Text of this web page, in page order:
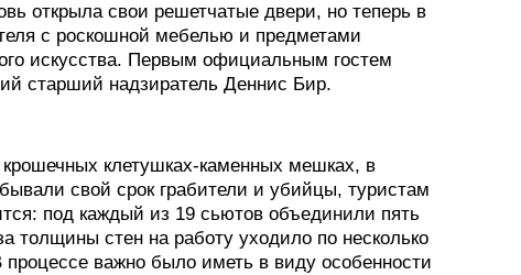
открыла свои решетчатые двери, но теперь в
с роскошной мебелью и предметами
искусства. Первым официальным гостем
старший надзиратель Деннис Бир.
клетушках-каменных мешках, в
свой срок грабители и убийцы, туристам
под каждый из 19 сьютов объединили пять
толщины стен на работу уходило по несколько
важно было иметь в виду особенности